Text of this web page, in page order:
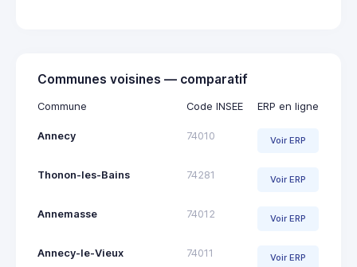
Communes voisines — comparatif
Commune Code INSEE ERP en ligne
Annecy 74010 Voir ERP
Thonon-les-Bains 74281 Voir ERP
Annemasse 74012 Voir ERP
Annecy-le-Vieux 74011 Voir ERP